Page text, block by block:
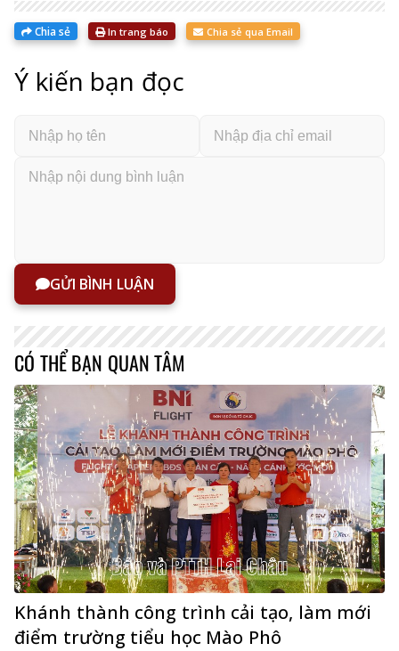
Chia sẻ In trang báo Chia sẻ qua Email
Ý kiến bạn đọc
GỬI BÌNH LUẬN
CÓ THỂ BẠN QUAN TÂM
Khánh thành công trình cải tạo, làm mới
điểm trường tiểu học Mào Phô